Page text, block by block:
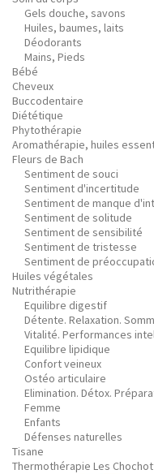
Gels douche, savons
Huiles, baumes, laits
Déodorants
Mains, Pieds
Bébé
Cheveux
Buccodentaire
Diététique
Phytothérapie
Aromathérapie, huiles
Fleurs de Bach
Sentiment de souci
Sentiment d'incertitude
Sentiment de manque
Sentiment de solitude
Sentiment de sensibilité
Sentiment de tristesse
Sentiment de
Huiles végétales
Nutrithérapie
Equilibre digestif
Détente. Relaxation.
Vitalité. Performances
Equilibre lipidique
Confort veineux
Ostéo articulaire
Elimination. Détox.
Femme
Enfants
Défenses naturelles
Tisane
Thermothérapie Les